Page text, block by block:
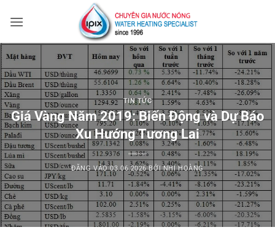
qua
dung
TIN TỨC
Giá Vàng Năm 2019: Biến Động và Dự Báo
Xu Hướng Tương Lai
ĐĂNG VÀO03.06.2026 BỞINHI HOÀNG